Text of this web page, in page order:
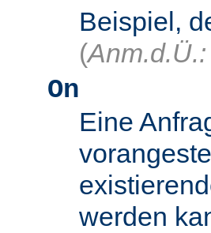
Beispiel,
(Anm.d.Ü.:
On
Eine
werden